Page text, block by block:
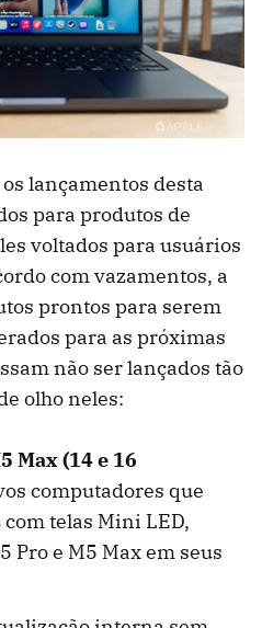
lançamentos desta
para produtos de
voltados para usuários
com vazamentos, a
prontos para serem
para as próximas
não ser lançados tão
olho neles:
Max (14 e 16
computadores que
com telas Mini LED,
Pro e M5 Max em seus